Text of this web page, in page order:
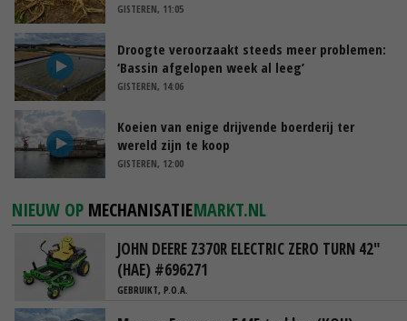
GISTEREN, 11:05
Droogte veroorzaakt steeds meer problemen:
‘Bassin afgelopen week al leeg’
GISTEREN, 14:06
Koeien van enige drijvende boerderij ter
wereld zijn te koop
GISTEREN, 12:00
NIEUW OP MECHANISATIEMARKT.NL
JOHN DEERE Z370R ELECTRIC ZERO TURN 42"
(HAE) #696271
GEBRUIKT, P.O.A.